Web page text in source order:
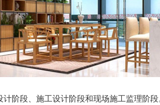
段、施工设计阶段和现场施工监理阶